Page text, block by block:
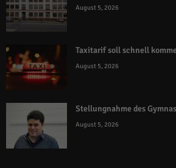
August 5, 2026
Taxitarif soll schnell
August 5, 2026
Stellungnahme des
August 5, 2026